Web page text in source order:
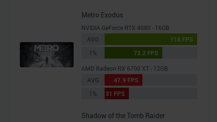
Metro Exodus
NVIDIA GeForce RTX 4080 - 16GB
AVG
118 FPS
1%
73.2 FPS
AMD Radeon RX 6700 XT - 12GB
AVG
47.9 FPS
1%
31 FPS
Shadow of the Tomb Raider